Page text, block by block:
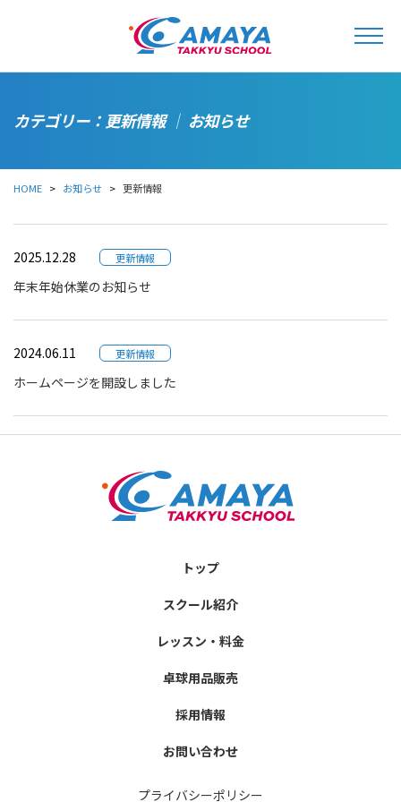
カテゴリー：更新情報 │ お知らせ
HOME お知らせ 更新情報
2025.12.28 更新情報
年末年始休業のお知らせ
2024.06.11 更新情報
ホームページを開設しました
トップ
スクール紹介
レッスン・料金
卓球用品販売
採用情報
お問い合わせ
プライバシーポリシー